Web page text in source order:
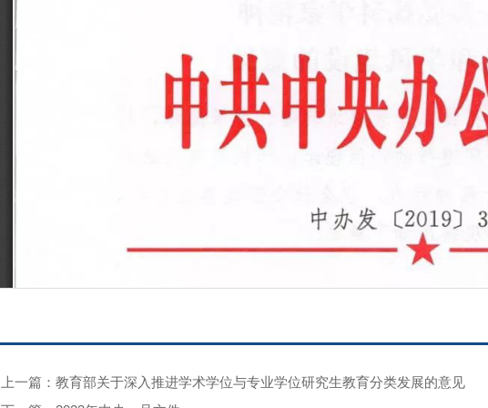
上一篇：教育部关于深入推进学术学位与专业学位研究生教育分类发展的意见